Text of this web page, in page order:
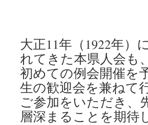
大正11年（1922年）
れてきた本県人会も
初めての例会開催を
生の歓迎会を兼ねて
ご参加をいただき、
層深まることを期待